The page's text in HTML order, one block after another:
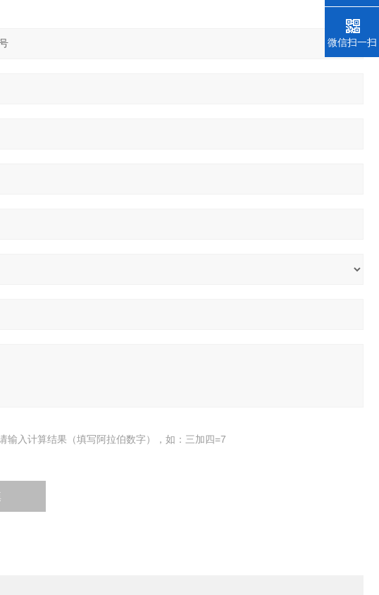
输入计算结果（填写阿拉伯数字），如：三加四=7
微信扫一扫